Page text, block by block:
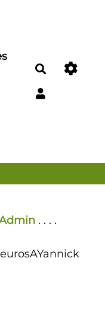
Rechercher
. . . .